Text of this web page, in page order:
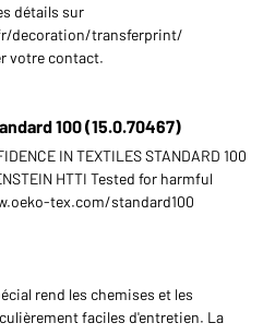
détails sur
decoration/transferprint/
votre contact.
100 (15.0.70467)
IN TEXTILES STANDARD 100
HTTI Tested for harmful
tex.com/standard100
rend les chemises et les
faciles d'entretien. La